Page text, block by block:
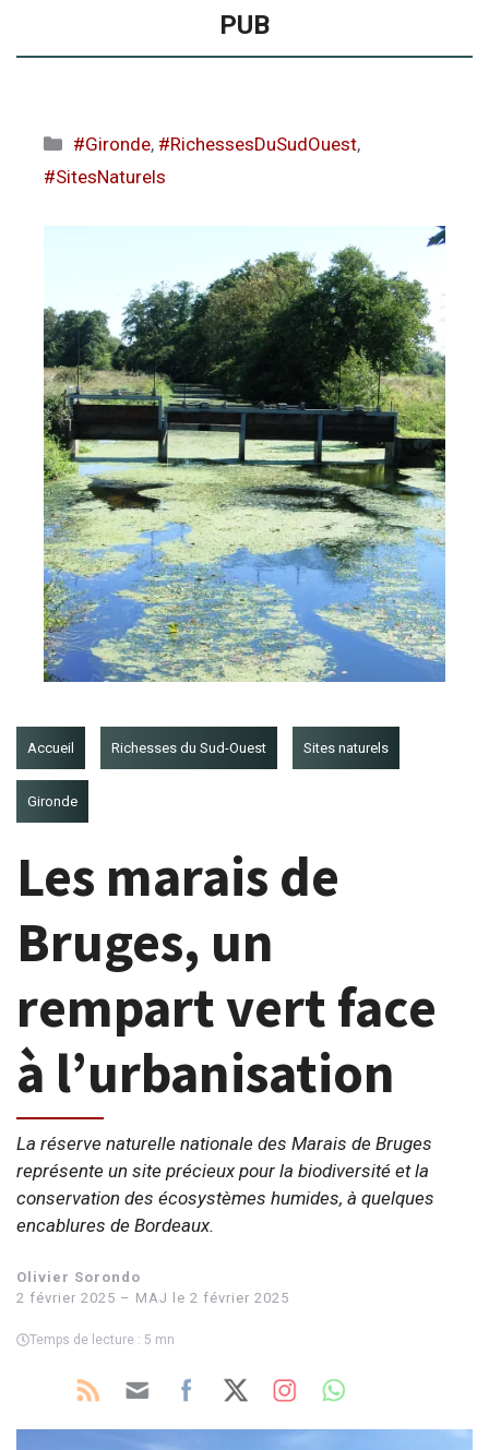
PUB
Catégories
#Gironde, #RichessesDuSudOuest,
#SitesNaturels
Accueil Richesses du Sud-Ouest Sites naturels
Gironde
Les marais de
Bruges, un
rempart vert face
à l’urbanisation
La réserve naturelle nationale des Marais de Bruges
représente un site précieux pour la biodiversité et la
conservation des écosystèmes humides, à quelques
encablures de Bordeaux.
Olivier Sorondo
2 février 2025 – MAJ le 2 février 2025
Temps de lecture : 5 mn